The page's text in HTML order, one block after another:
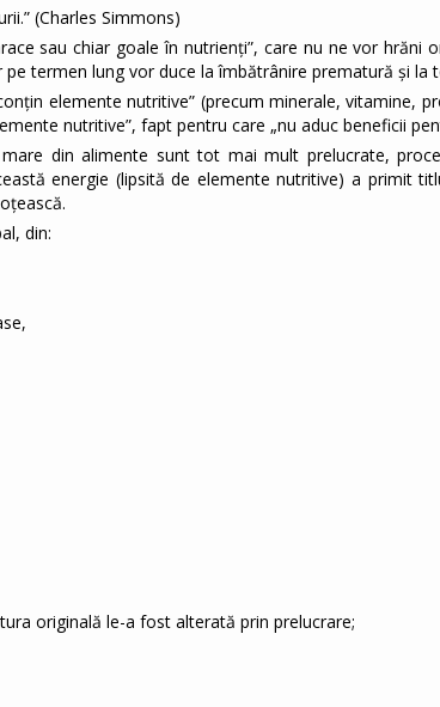
(Charles Simmons)
sau chiar goale în nutrienți”, care nu ne vor hrăni
termen lung vor duce la îmbătrânire prematură și la
elemente nutritive” (precum minerale, vitamine,
nutritive”, fapt pentru care „nu aduc beneficii
din alimente sunt tot mai mult prelucrate,
energie (lipsită de elemente nutritive) a primit
din:
originală le-a fost alterată prin prelucrare;